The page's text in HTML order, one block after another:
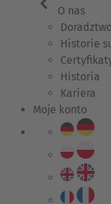
O nas
Historie
Historia
Kariera
Moje konto